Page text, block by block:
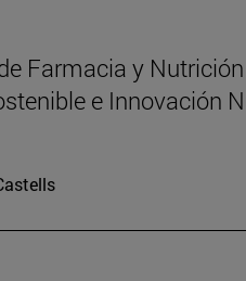
Farmacia y
e Innovación